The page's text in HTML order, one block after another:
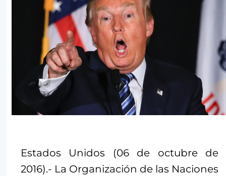
Estados Unidos (06 de octubre de
2016).- La Organización de las Naciones